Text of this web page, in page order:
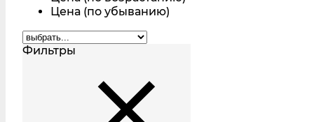
Цена (по убыванию)
Фильтры